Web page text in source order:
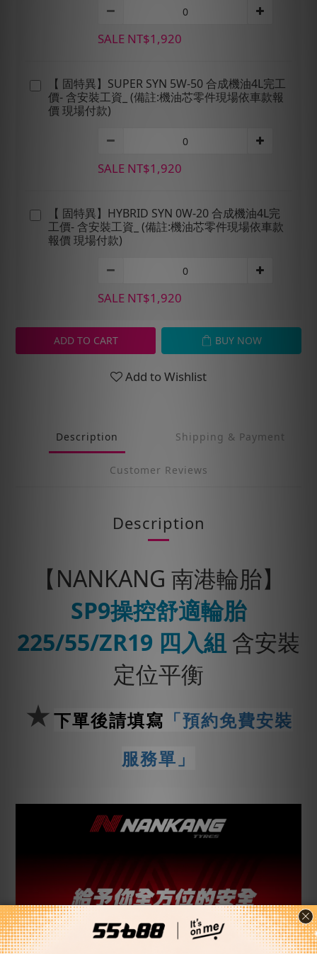
SALE NT$1,920
【 固特異】SUPER SYN 5W-50 合成機油4L完工
價- 含安裝工資_ (備註:機油芯零件現場依車款報
價 現場付款)
SALE NT$1,920
【 固特異】HYBRID SYN 0W-20 合成機油4L完
工價- 含安裝工資_ (備註:機油芯零件現場依車款
報價 現場付款)
SALE NT$1,920
ADD TO CART BUY NOW
Add to Wishlist
Description Shipping & Payment
Customer Reviews
Description
【NANKANG 南港輪胎】
SP9操控舒適輪胎
225/55/ZR19 四入組 含安裝
定位平衡
★下單後請填寫 「預約免費安裝
服務單」